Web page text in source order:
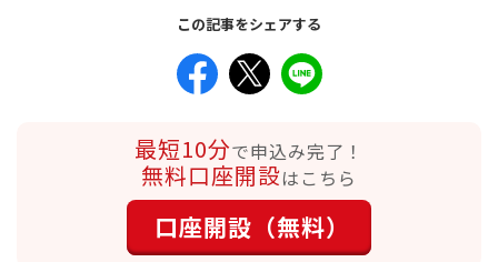
この記事をシェアする
最短10分で申込み完了！
無料口座開設はこちら
口座開設（無料）